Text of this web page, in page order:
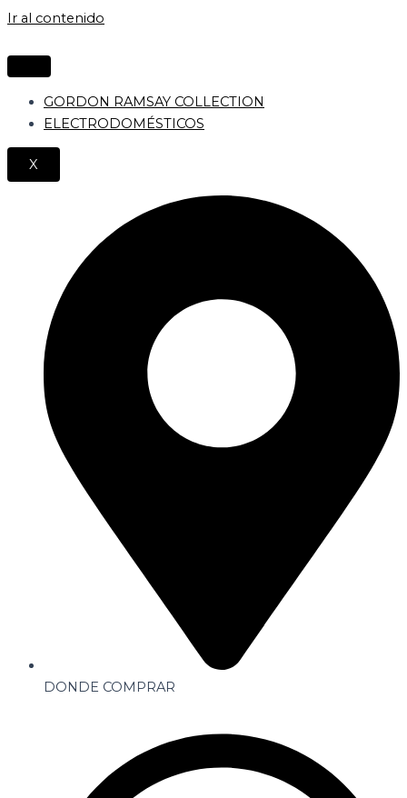
Ir al contenido
GORDON RAMSAY COLLECTION
ELECTRODOMÉSTICOS
X
DONDE COMPRAR